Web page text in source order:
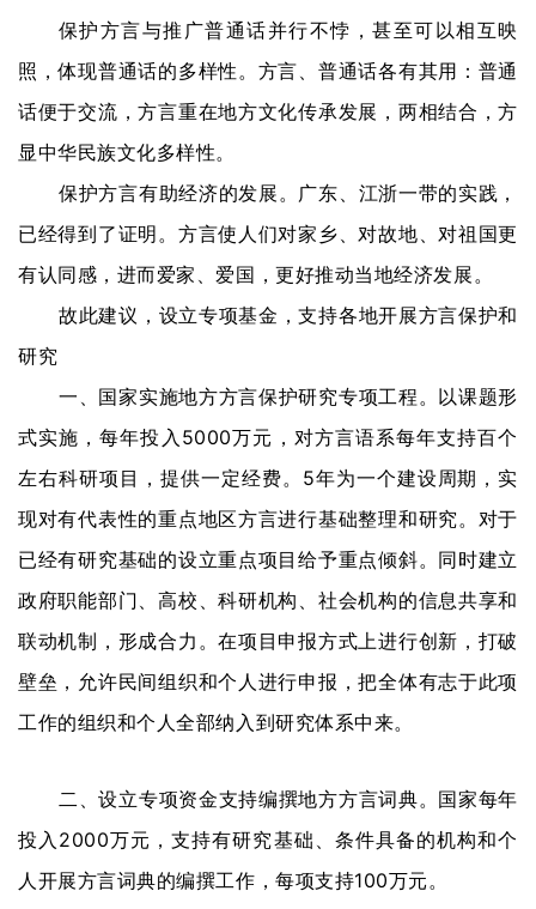
术
研
书
赏
砚
话
美
术
图
库
容
易
寫
的
繁
體
保护方言与推广普通话并行不悖，甚至可以相互映
照，体现普通话的多样性。方言、普通话各有其用：普通
话便于交流，方言重在地方文化传承发展，两相结合，方
显中华民族文化多样性。
保护方言有助经济的发展。广东、江浙一带的实践，
已经得到了证明。方言使人们对家乡、对故地、对祖国更
有认同感，进而爱家、爱国，更好推动当地经济发展。
故此建议，设立专项基金，支持各地开展方言保护和
研究
一、国家实施地方方言保护研究专项工程。以课题形
式实施，每年投入5000万元，对方言语系每年支持百个
左右科研项目，提供一定经费。5年为一个建设周期，实
现对有代表性的重点地区方言进行基础整理和研究。对于
已经有研究基础的设立重点项目给予重点倾斜。同时建立
政府职能部门、高校、科研机构、社会机构的信息共享和
联动机制，形成合力。在项目申报方式上进行创新，打破
壁垒，允许民间组织和个人进行申报，把全体有志于此项
工作的组织和个人全部纳入到研究体系中来。
二、设立专项资金支持编撰地方方言词典。国家每年
投入2000万元，支持有研究基础、条件具备的机构和个
人开展方言词典的编撰工作，每项支持100万元。